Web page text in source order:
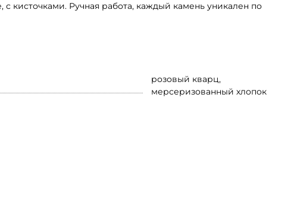
кисточками. Ручная работа, каждый камень уникален по
розовый кварц,
мерсеризованный хлопок